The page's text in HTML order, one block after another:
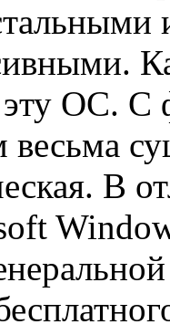
эту ОС. С
весьма
В